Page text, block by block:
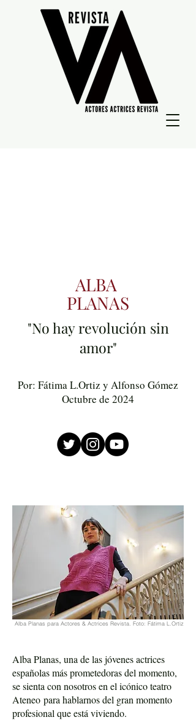
ALBA
PLANAS
"No hay revolución sin
amor"
Por: Fátima L.Ortiz y Alfonso Gómez
Octubre de 2024
Alba Planas para Actores & Actrices Revista. Foto: Fátima L.Ortiz
Alba Planas, una de las jóvenes actrices
españolas más prometedoras del momento,
se sienta con nosotros en el icónico teatro
Ateneo para hablarnos del gran momento
profesional que está viviendo.